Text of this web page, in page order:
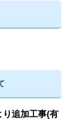
り追加工事(有